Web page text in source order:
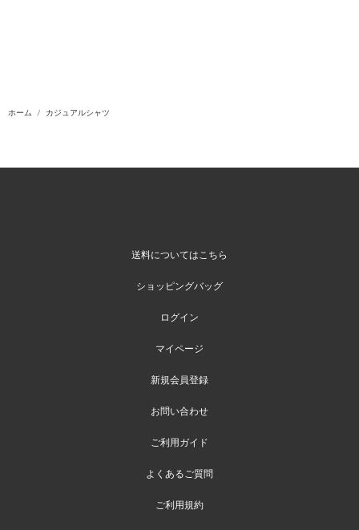
ホーム カジュアルシャツ
送料についてはこちら
ショッピングバッグ
ログイン
マイページ
新規会員登録
お問い合わせ
ご利用ガイド
よくあるご質問
ご利用規約